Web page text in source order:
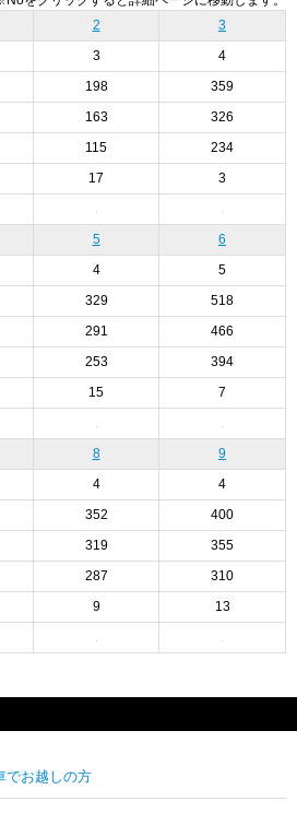
2 3
3 4
198 359
163 326
115 234
17 3
5 6
4 5
329 518
291 466
253 394
15 7
8 9
4 4
352 400
319 355
287 310
9 13
でお越しの方